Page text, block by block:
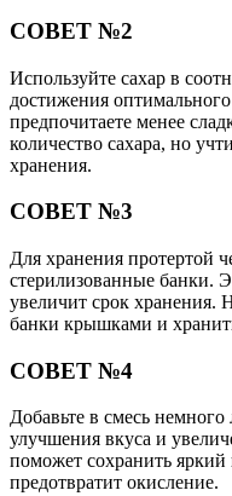
СОВЕТ №2
Используйте сахар в
достижения
предпочитаете менее
количество сахара, но
хранения.
СОВЕТ №3
Для хранения протертой
стерилизованные банки.
увеличит срок хранения.
банки крышками и
СОВЕТ №4
Добавьте в смесь
улучшения вкуса и
поможет сохранить
предотвратит окисление.